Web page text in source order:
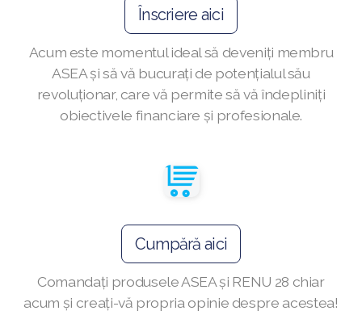
Înscriere aici
Acum este momentul ideal să deveniți membru
ASEA și să vă bucurați de potențialul său
revoluționar, care vă permite să vă îndepliniți
obiectivele financiare și profesionale.
Cumpără aici
Comandați produsele ASEA și RENU 28 chiar
acum și creați-vă propria opinie despre acestea!
Join ASEA Australia (English)
Join ASEA Australia (中文(澳洲)
Join ASEA Austria (Deutsch)
Join ASEA Belgium (Nederlands)
Join ASEA Canada (Français)
JOIN ASEA Croatia (Hrvatski)
Join ASEA Czech Republic (Čeština)